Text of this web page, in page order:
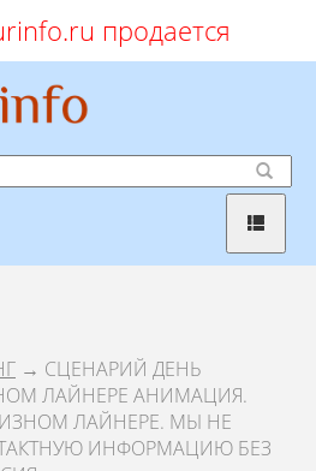
продается
→ СЦЕНАРИЙ ДЕНЬ
ЛАЙНЕРЕ АНИМАЦИЯ.
ЛАЙНЕРЕ. МЫ НЕ
ИНФОРМАЦИЮ БЕЗ